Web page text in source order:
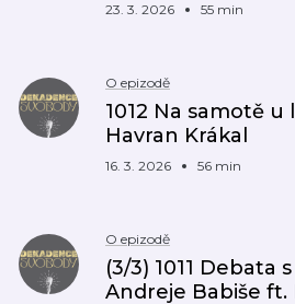
23. 3. 2026 55 min
O epizodě
1012 Na samotě u
Havran Krákal
16. 3. 2026 56 min
O epizodě
(3/3) 1011 Debata
Andreje Babiše ft.